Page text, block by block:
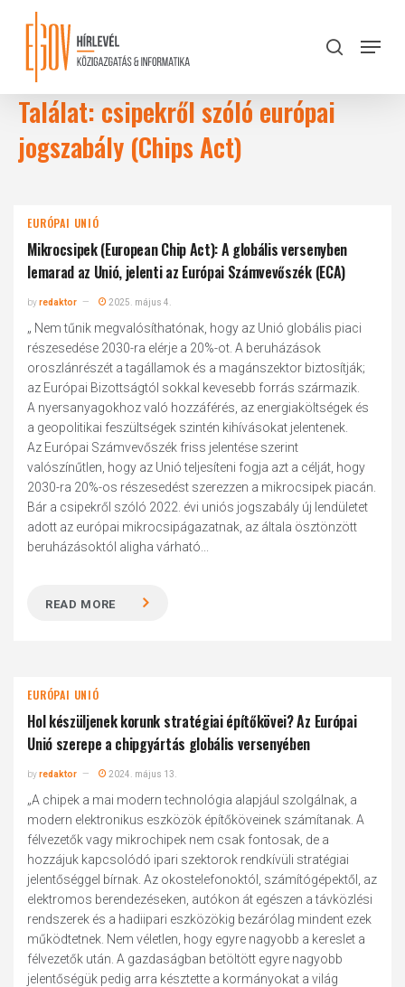
content
search
Menu
Találat: csipekről szóló európai
jogszabály (Chips Act)
EURÓPAI UNIÓ
Mikrocsipek (European Chip Act): A globális versenyben
lemarad az Unió, jelenti az Európai Számvevőszék (ECA)
byredaktor 2025. május 4.
„ Nem tűnik megvalósíthatónak, hogy az Unió globális piaci
részesedése 2030-ra elérje a 20%-ot. A beruházások
oroszlánrészét a tagállamok és a magánszektor biztosítják;
az Európai Bizottságtól sokkal kevesebb forrás származik.
A nyersanyagokhoz való hozzáférés, az energiaköltségek és
a geopolitikai feszültségek szintén kihívásokat jelentenek.
Az Európai Számvevőszék friss jelentése szerint
valószínűtlen, hogy az Unió teljesíteni fogja azt a célját, hogy
2030-ra 20%-os részesedést szerezzen a mikrocsipek piacán.
Bár a csipekről szóló 2022. évi uniós jogszabály új lendületet
adott az európai mikrocsipágazatnak, az általa ösztönzött
beruházásoktól aligha várható...
READ MORE
EURÓPAI UNIÓ
Hol készüljenek korunk stratégiai építőkövei? Az Európai
Unió szerepe a chipgyártás globális versenyében
byredaktor 2024. május 13.
„A chipek a mai modern technológia alapjául szolgálnak, a
modern elektronikus eszközök építőköveinek számítanak. A
félvezetők vagy mikrochipek nem csak fontosak, de a
hozzájuk kapcsolódó ipari szektorok rendkívüli stratégiai
jelentőséggel bírnak. Az okostelefonoktól, számítógépektől, az
elektromos berendezéseken, autókon át egészen a távközlési
rendszerek és a hadiipari eszközökig bezárólag mindent ezek
működtetnek. Nem véletlen, hogy egyre nagyobb a kereslet a
félvezetők után. A gazdaságban betöltött egyre nagyobb
jelentőségük pedig arra késztette a kormányokat a világ
Close